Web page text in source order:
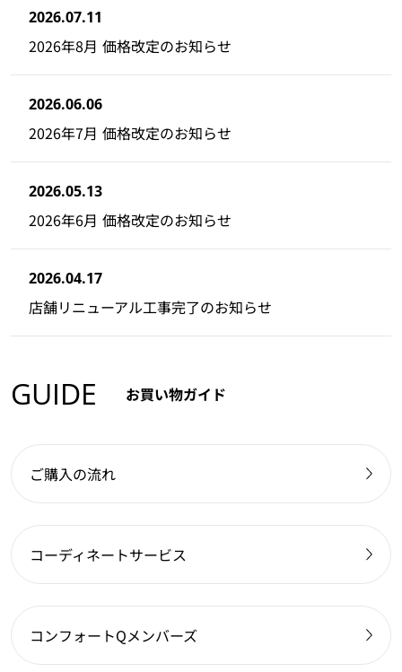
2026.07.11
2026年8月 価格改定のお知らせ
2026.06.06
2026年7月 価格改定のお知らせ
2026.05.13
2026年6月 価格改定のお知らせ
2026.04.17
店舗リニューアル工事完了のお知らせ
GUIDE お買い物ガイド
ご購入の流れ
コーディネートサービス
コンフォートQメンバーズ